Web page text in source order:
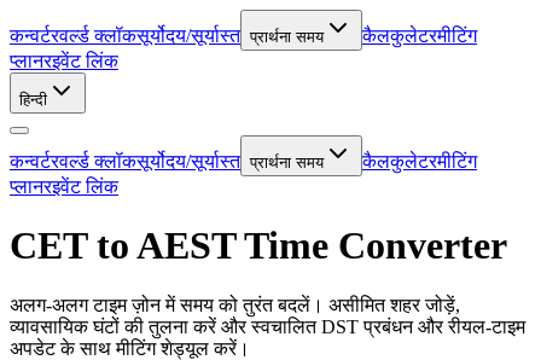
कन्वर्टरवर्ल्ड क्लॉकसूर्योदय/सूर्यास्त प्रार्थना समय कैलकुलेटरमीटिंग
प्लानरइवेंट लिंक
हिन्दी
कन्वर्टरवर्ल्ड क्लॉकसूर्योदय/सूर्यास्त प्रार्थना समय कैलकुलेटरमीटिंग
प्लानरइवेंट लिंक
CET to AEST Time Converter
अलग-अलग टाइम ज़ोन में समय को तुरंत बदलें। असीमित शहर जोड़ें,
व्यावसायिक घंटों की तुलना करें और स्वचालित DST प्रबंधन और रीयल-टाइम
अपडेट के साथ मीटिंग शेड्यूल करें।